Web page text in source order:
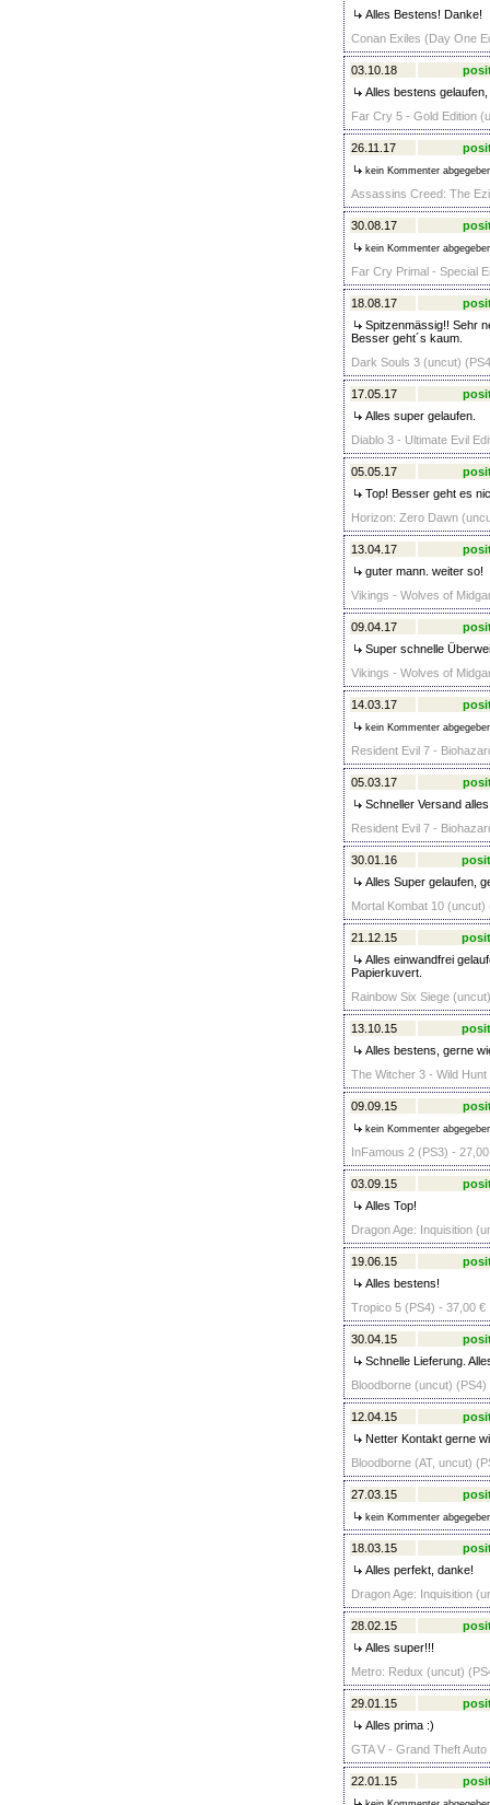
Alles Bestens! Danke!
Conan Exiles (Day One
03.10.18
Alles bestens
Far Cry 5 - Gold Edition
26.11.17
kein Kommenter
Assassins Creed: The
30.08.17
kein Kommenter
Far Cry Primal - Special
18.08.17
Spitzenmässig!! Sehr
Besser geht´s kaum.
Dark Souls 3 (uncut)
17.05.17
Alles super gelaufen.
Diablo 3 - Ultimate Evil
05.05.17
Top! Besser geht es
Horizon: Zero Dawn
13.04.17
guter mann. weiter so!
Vikings - Wolves of
09.04.17
Super schnelle
Vikings - Wolves of
14.03.17
kein Kommenter
Resident Evil 7 -
05.03.17
Schneller Versand
Resident Evil 7 -
30.01.16
Alles Super gelaufen,
Mortal Kombat 10 (uncut)
21.12.15
Alles einwandfrei
Papierkuvert.
Rainbow Six Siege
13.10.15
Alles bestens, gerne
The Witcher 3 - Wild
09.09.15
kein Kommenter
InFamous 2 (PS3) -
03.09.15
Alles Top!
Dragon Age: Inquisition
19.06.15
Alles bestens!
Tropico 5 (PS4) - 37,00 €
30.04.15
Schnelle Lieferung.
Bloodborne (uncut) (PS4)
12.04.15
Netter Kontakt gerne
Bloodborne (AT, uncut)
27.03.15
kein Kommenter
18.03.15
Alles perfekt, danke!
Dragon Age: Inquisition
28.02.15
Alles super!!!
Metro: Redux (uncut)
29.01.15
Alles prima :)
GTA V - Grand Theft
22.01.15